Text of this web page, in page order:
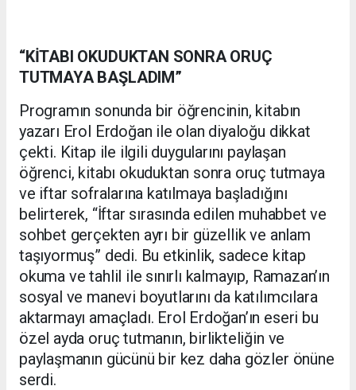
“KİTABI OKUDUKTAN SONRA ORUÇ
TUTMAYA BAŞLADIM”
Programın sonunda bir öğrencinin, kitabın
yazarı Erol Erdoğan ile olan diyaloğu dikkat
çekti. Kitap ile ilgili duygularını paylaşan
öğrenci, kitabı okuduktan sonra oruç tutmaya
ve iftar sofralarına katılmaya başladığını
belirterek, “İftar sırasında edilen muhabbet ve
sohbet gerçekten ayrı bir güzellik ve anlam
taşıyormuş” dedi. Bu etkinlik, sadece kitap
okuma ve tahlil ile sınırlı kalmayıp, Ramazan’ın
sosyal ve manevi boyutlarını da katılımcılara
aktarmayı amaçladı. Erol Erdoğan’ın eseri bu
özel ayda oruç tutmanın, birlikteliğin ve
paylaşmanın gücünü bir kez daha gözler önüne
serdi.